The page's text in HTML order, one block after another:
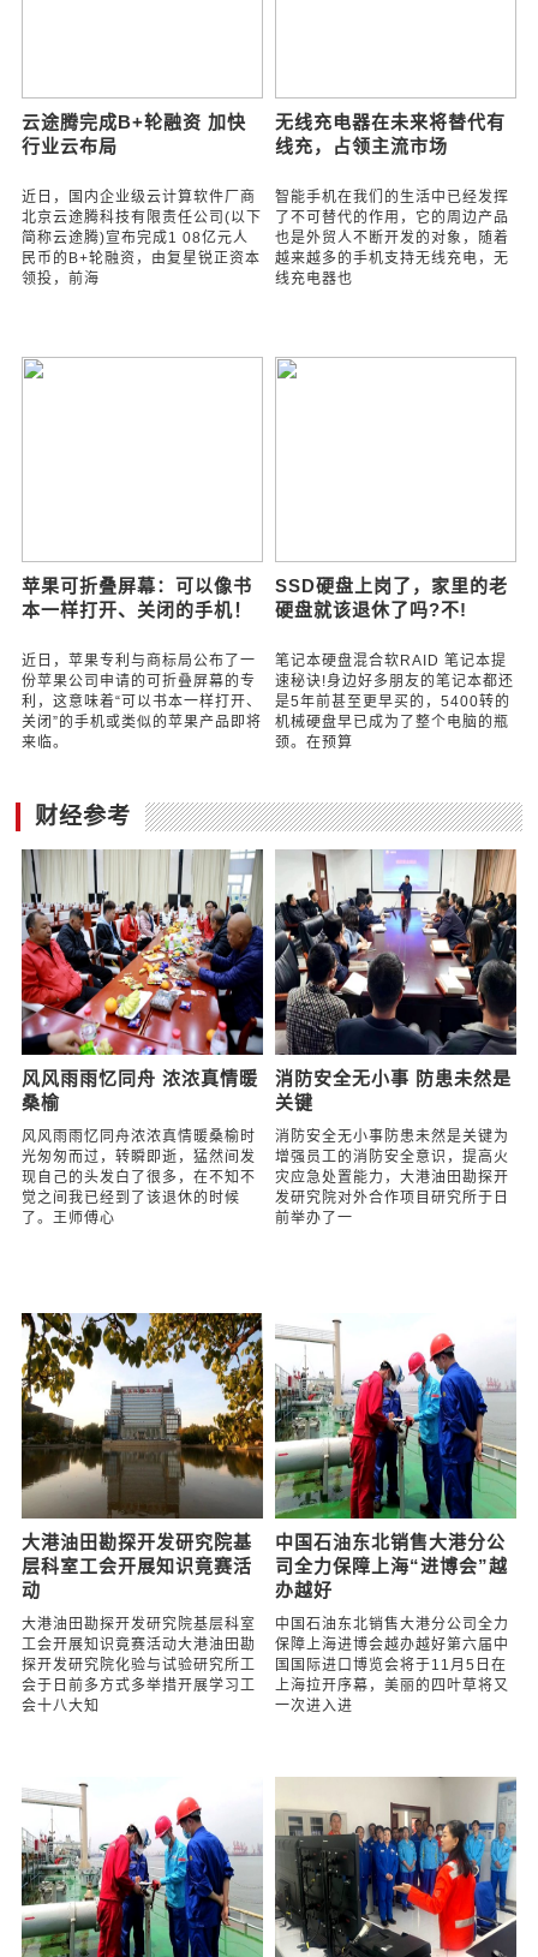
典一家理
一个帖子，自
领投，前海
线充电器也
苹果可折叠屏幕：可以像书
本一样打开、关闭的手机！
近日，苹果专利与商标局公布了一
份苹果公司申请的可折叠屏幕的专
利，这意味着“可以书本一样打开、
关闭”的手机或类似的苹果产品即将
来临。
SSD硬盘上岗了，家里的老
硬盘就该退休了吗?不!
笔记本硬盘混合软RAID 笔记本提
速秘诀!身边好多朋友的笔记本都还
是5年前甚至更早买的，5400转的
机械硬盘早已成为了整个电脑的瓶
颈。在预算
财经参考
风风雨雨忆同舟 浓浓真情暖
桑榆
风风雨雨忆同舟浓浓真情暖桑榆时
光匆匆而过，转瞬即逝，猛然间发
现自己的头发白了很多，在不知不
觉之间我已经到了该退休的时候
了。王师傅心
消防安全无小事 防患未然是
关键
消防安全无小事防患未然是关键为
增强员工的消防安全意识，提高火
灾应急处置能力，大港油田勘探开
发研究院对外合作项目研究所于日
前举办了一
大港油田勘探开发研究院基
层科室工会开展知识竟赛活
动
大港油田勘探开发研究院基层科室
工会开展知识竟赛活动大港油田勘
中国石油东北销售大港分公
司全力保障上海“进博会”越
办越好
中国石油东北销售大港分公司全力
保障上海进博会越办越好第六届中